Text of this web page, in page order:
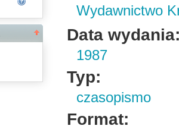
Wydawnictwo
Data
1987
Typ:
czasopismo
Format: